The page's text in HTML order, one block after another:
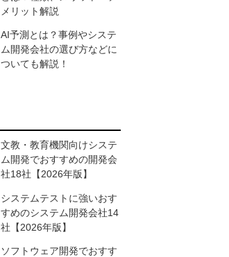
メリット解説
AI予測とは？事例やシステ
ム開発会社の選び方などに
ついても解説！
文教・教育機関向けシステ
ム開発でおすすめの開発会
社18社【2026年版】
システムテストに強いおす
すめのシステム開発会社14
社【2026年版】
ソフトウェア開発でおすす